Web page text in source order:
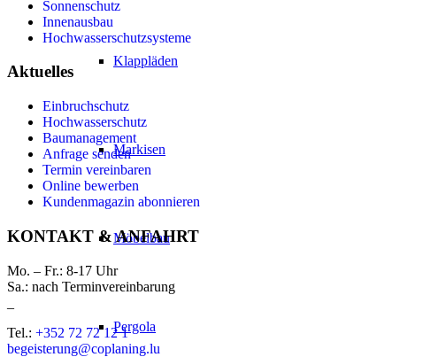
Klappläden
Markisen
Möbelbau
Pergola
Sonnenschutz
Innenausbau
Hochwasserschutzsysteme
Aktuelles
Einbruchschutz
Hochwasserschutz
Baumanagement
Anfrage senden
Termin vereinbaren
Online bewerben
Kundenmagazin abonnieren
KONTAKT & ANFAHRT
Mo. – Fr.: 8-17 Uhr
Sa.: nach Terminvereinbarung
Tel.: +352 72 72 12 1
begeisterung@coplaning.lu